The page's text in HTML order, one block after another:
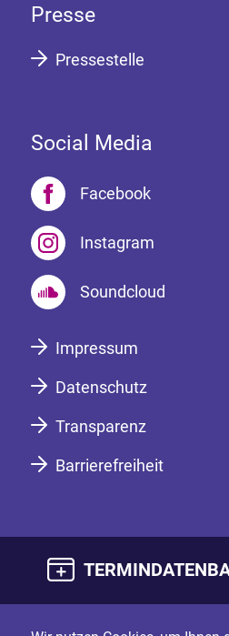
Presse
Pressestelle
Social Media
Facebook
Instagram
Soundcloud
Impressum
Datenschutz
Transparenz
Barrierefreiheit